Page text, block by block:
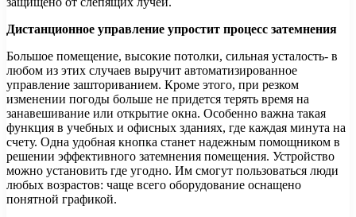
Дистанционное управление упростит процесс затемнения
Большое помещение, высокие потолки, сильная усталость- в
любом из этих случаев выручит автоматизированное
управление зашториванием. Кроме этого, при резком
изменении погоды больше не придется терять время на
занавешивание или открытие окна. Особенно важна такая
функция в учебных и офисных зданиях, где каждая минута на
счету. Одна удобная кнопка станет надежным помощником в
решении эффективного затемнения помещения. Устройство
можно установить где угодно. Им смогут пользоваться люди
любых возрастов: чаще всего оборудование оснащено
понятной графикой.